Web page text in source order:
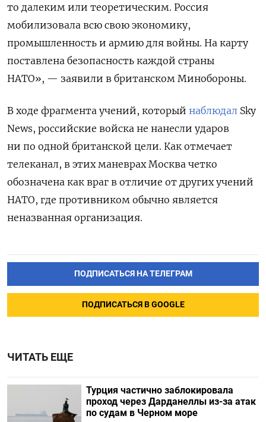
то далеким или теоретическим. Россия
мобилизовала всю свою экономику,
промышленность и армию для войны. На карту
поставлена ​​безопасность каждой страны
НАТО», — заявили в британском Минобороны.
В ходе фрагмента учений, который наблюдал Sky
News, российские войска не нанесли ударов
ни по одной британской цели. Как отмечает
телеканал, в этих маневрах Москва четко
обозначена как враг в отличие от других учений
НАТО, где противником обычно является
неназванная организация.
ПОДПИСАТЬСЯ НА ТЕЛЕГРАМ
ПОДПИСАТЬСЯ В GOOGLE
ЧИТАТЬ ЕЩЕ
Турция частично заблокировала
проход через Дарданеллы из-за атак
по судам в Черном море